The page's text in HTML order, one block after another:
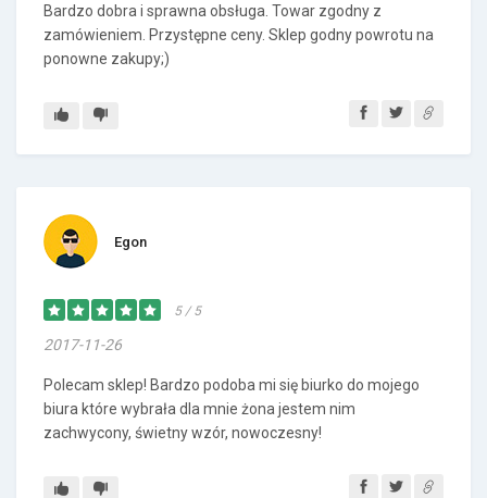
Bardzo dobra i sprawna obsługa. Towar zgodny z
zamówieniem. Przystępne ceny. Sklep godny powrotu na
ponowne zakupy;)
Egon
5 / 5
2017-11-26
Polecam sklep! Bardzo podoba mi się biurko do mojego
biura które wybrała dla mnie żona jestem nim
zachwycony, świetny wzór, nowoczesny!